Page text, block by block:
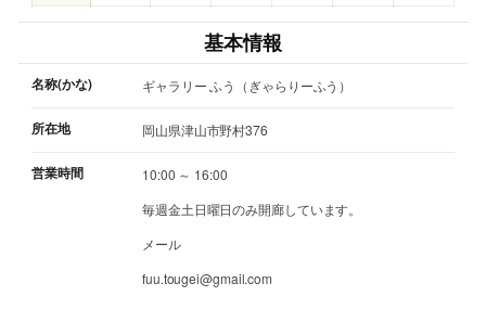
基本情報
名称(かな) ギャラリー ふう（ぎゃらりーふう）
所在地 岡山県津山市野村376
営業時間
10:00 ～ 16:00
毎週金土日曜日のみ開廊しています。
メール
fuu.tougei@gmail.com